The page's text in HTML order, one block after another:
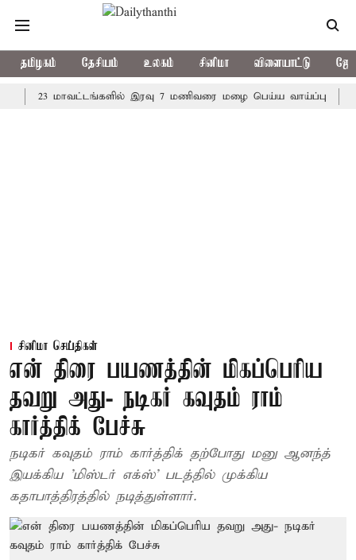
தமிழகம் தேசியம் உலகம் சினிமா விளையாட்டு
23 மாவட்டங்களில் இரவு 7 மணிவரை மழை பெய்ய வாய்ப்பு கொரிய
சினிமா செய்திகள்
என் திரை பயணத்தின் மிகப்பெரிய
தவறு அது- நடிகர் கவுதம் ராம்
கார்த்திக் பேச்சு
நடிகர் கவுதம் ராம் கார்த்திக் தற்போது மனு ஆனந்த்
இயக்கிய 'மிஸ்டர் எக்ஸ்' படத்தில் முக்கிய
கதாபாத்திரத்தில் நடித்துள்ளார்.